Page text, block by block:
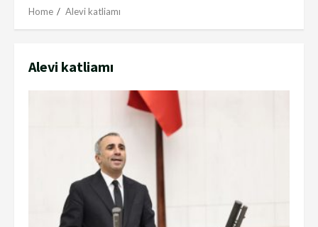
Home Alevi katliamı
Alevi katliamı